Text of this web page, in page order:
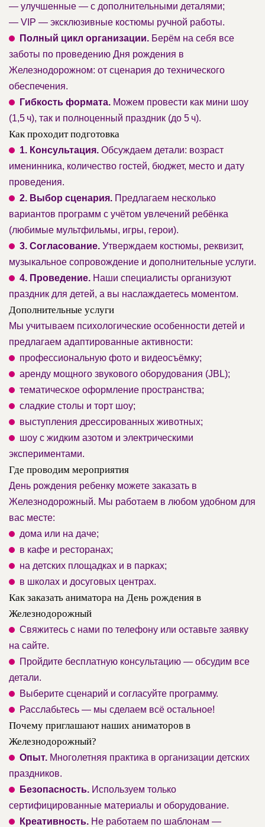
— улучшенные — с дополнительными деталями;
— VIP — эксклюзивные костюмы ручной работы.
Полный цикл организации. Берём на себя все
заботы по проведению Дня рождения в
Железнодорожном: от сценария до технического
обеспечения.
Гибкость формата. Можем провести как мини шоу
(1,5 ч), так и полноценный праздник (до 5 ч).
Как проходит подготовка
1. Консультация. Обсуждаем детали: возраст
именинника, количество гостей, бюджет, место и дату
проведения.
2. Выбор сценария. Предлагаем несколько
вариантов программ с учётом увлечений ребёнка
(любимые мультфильмы, игры, герои).
3. Согласование. Утверждаем костюмы, реквизит,
музыкальное сопровождение и дополнительные услуги.
4. Проведение. Наши специалисты организуют
праздник для детей, а вы наслаждаетесь моментом.
Дополнительные услуги
Мы учитываем психологические особенности детей и
предлагаем адаптированные активности:
профессиональную фото и видеосъёмку;
аренду мощного звукового оборудования (JBL);
тематическое оформление пространства;
сладкие столы и торт шоу;
выступления дрессированных животных;
шоу с жидким азотом и электрическими
экспериментами.
Где проводим мероприятия
День рождения ребенку можете заказать в
Железнодорожный. Мы работаем в любом удобном для
вас месте:
дома или на даче;
в кафе и ресторанах;
на детских площадках и в парках;
в школах и досуговых центрах.
Как заказать аниматора на День рождения в
Железнодорожный
Свяжитесь с нами по телефону или оставьте заявку
на сайте.
Пройдите бесплатную консультацию — обсудим все
детали.
Выберите сценарий и согласуйте программу.
Расслабьтесь — мы сделаем всё остальное!
Почему приглашают наших аниматоров в
Железнодорожный?
Опыт. Многолетняя практика в организации детских
праздников.
Безопасность. Используем только
сертифицированные материалы и оборудование.
Креативность. Не работаем по шаблонам —